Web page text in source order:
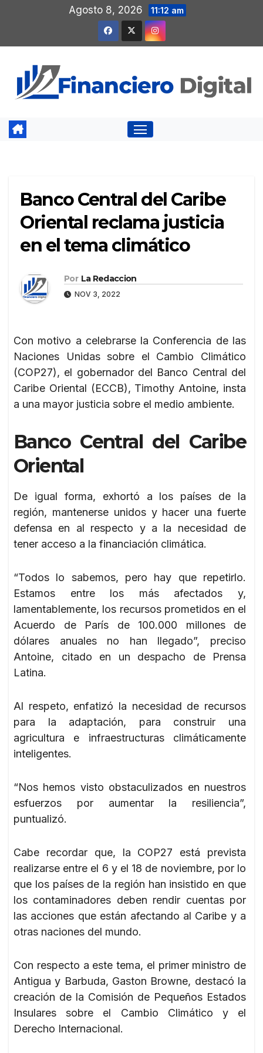
contenido
Agosto 8, 2026 11:12 am
Banco Central del Caribe
Oriental reclama justicia
en el tema climático
Por La Redaccion
NOV 3, 2022
Con motivo a celebrarse la Conferencia de las
Naciones Unidas sobre el Cambio Climático
(COP27), el gobernador del Banco Central del
Caribe Oriental (ECCB), Timothy Antoine, insta
a una mayor justicia sobre el medio ambiente.
Banco Central del Caribe
Oriental
De igual forma, exhortó a los países de la
región, mantenerse unidos y hacer una fuerte
defensa en al respecto y a la necesidad de
tener acceso a la financiación climática.
“Todos lo sabemos, pero hay que repetirlo.
Estamos entre los más afectados y,
lamentablemente, los recursos prometidos en el
Acuerdo de París de 100.000 millones de
dólares anuales no han llegado”, preciso
Antoine, citado en un despacho de Prensa
Latina.
Al respeto, enfatizó la necesidad de recursos
para la adaptación, para construir una
agricultura e infraestructuras climáticamente
inteligentes.
“Nos hemos visto obstaculizados en nuestros
esfuerzos por aumentar la resiliencia”,
puntualizó.
Cabe recordar que, la COP27 está prevista
realizarse entre el 6 y el 18 de noviembre, por lo
que los países de la región han insistido en que
los contaminadores deben rendir cuentas por
las acciones que están afectando al Caribe y a
otras naciones del mundo.
Con respecto a este tema, el primer ministro de
Antigua y Barbuda, Gaston Browne, destacó la
creación de la Comisión de Pequeños Estados
Insulares sobre el Cambio Climático y el
Derecho Internacional.